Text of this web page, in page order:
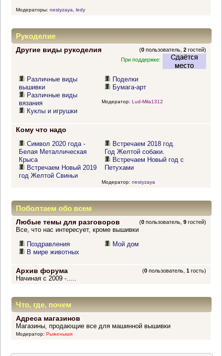
Модераторы: nestyzaya ledy
Рукоделие
Другие виды рукоделия (0 пользователь,2 гостей)
При поддержке:
Различные виды
вышивки
Различные виды
вязания
Куклы и игрушки
Поделки
Бумага-арт
Модератор: Lud-Mila1312
Кому что надо
Символ 2020 года -
Белая Металлическая
Крыса
Встречаем Новый 2019
год Желтой Свиньи
Встречаем 2018 год.
Год Желтой собаки.
Встречаем Новый год с
Петухами
Модератор: nestyzaya
Поболтаем обо всем
Любые темы для разговоров (0 пользователь,9 гостей)
Все, что нас интересует, кроме вышивки
Поздравления
В мире животных
Мой дом
Архив форума (0 пользователь,1 гость)
Начиная с 2009 -.....
Что, где, почем
Адреса магазинов
Магазины, продающие все для машинной вышивки
Модератор: Рыженькая